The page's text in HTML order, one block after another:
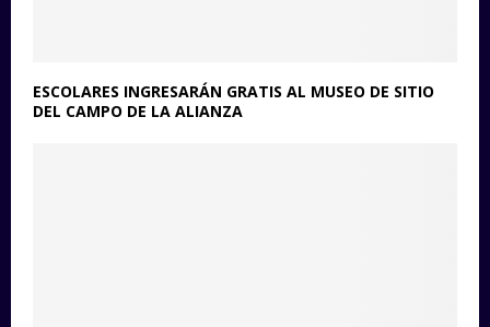
ESCOLARES INGRESARÁN GRATIS AL MUSEO DE SITIO
DEL CAMPO DE LA ALIANZA